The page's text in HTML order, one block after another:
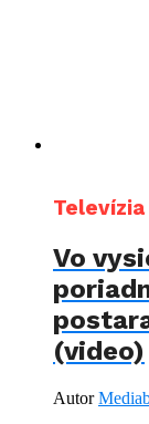
Televízia
Vo
(video)
Autor